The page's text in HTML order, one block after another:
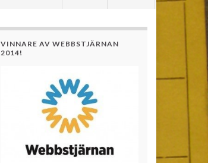
VINNARE AV WEBBSTJÄRNAN
2014!